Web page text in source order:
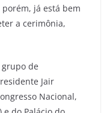
já está bem
a cerimônia,
de
Jair
Nacional,